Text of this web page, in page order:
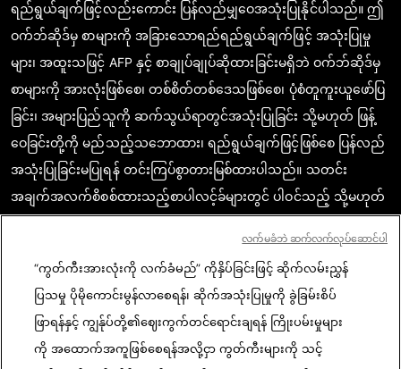
ရည်ရွယ်ချက်ဖြင့်လည်းကောင်း ပြန်လည်မျှဝေအသုံးပြုနိုင်ပါသည်။ ဤ
ဝက်ဘ်ဆိုဒ်မှ စာများကို အခြားသောရည်ရည်ရွယ်ချက်ဖြင့် အသုံးပြုမှု
များ၊ အထူးသဖြင့် AFP နှင့် စာချုပ်ချုပ်ဆိုထားခြင်းမရှိဘဲ ဝက်ဘ်ဆိုဒ်မှ
စာများကို အားလုံးဖြစ်စေ၊ တစ်စိတ်တစ်ဒေသဖြစ်စေ၊ ပုံစံတူကူးယူဖော်ပြ
ခြင်း၊ အများပြည်သူကို ဆက်သွယ်ရာတွင်အသုံးပြုခြင်း သို့မဟုတ် ဖြန့်
ဝေခြင်းတို့ကို မည်သည့်သဘောထား၊ ရည်ရွယ်ချက်ဖြင့်ဖြစ်စေ ပြန်လည်
အသုံးပြုခြင်းမပြုရန် တင်းကြပ်စွာတားမြစ်ထားပါသည်။ သတင်း
အချက်အလက်စိစစ်ထားသည့်စာပါလင့်ခ်များတွင် ပါဝင်သည့် သို့မဟုတ်
အချက်အလက်များကို အတည်ပြုရာတွင် စာဖတ်သူတို့ မှန်ကန်စွာ
နားလည်စေရန်အလို့ငှာ လိုအပ်သည့် အတိုင်းအတာပမာဏအအလျောက်
ရယူဖော်ပြထားခြင်းဖြစ်ပါသည်။ AFP အနေဖြင့် ဤသို့သောတတိယအဖွဲ့
အစည်း (third party) ၏ စာ၊ အကြောင်းအရာများနှင့်ပတ်သက်၍ မူပိုင်
ခွင့်ရှိသူ သို့မဟုတ် မူရင်းတင်သူများထံမှ မည်သည့်ပိုင်ခွင့်မှ ရယူထားခြင်း
“ကွတ်ကီးအားလုံးကို လက်ခံမည်” ကိုနှိပ်ခြင်းဖြင့် ဆိုက်လမ်းညွှန်
ပြသမှု ပိုမိုကောင်းမွန်လာစေရန်၊ ဆိုက်အသုံးပြုမှုကို ခွဲခြမ်းစိပ်
ဖြာရန်နှင့် ကျွန်ုပ်တို့၏ဈေးကွက်တင်ရောင်းချရန် ကြိုးပမ်းမှုများ
ကို အထောက်အကူဖြစ်စေရန်အလို့ငှာ ကွတ်ကီးများကို သင့်
လက်မခံဘဲ ဆက်လက်လုပ်ဆောင်ပါ